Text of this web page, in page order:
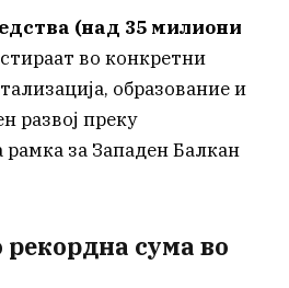
(над 35 милиони
во конкретни
образование и
развој преку
за Западен Балкан
рекордна сума во